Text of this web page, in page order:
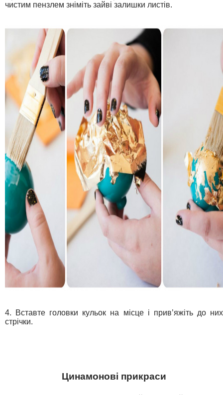
чистим пензлем зніміть зайві залишки листів.
4. Вставте головки кульок на місце і прив’яжіть до них
стрічки.
Цинамонові прикраси